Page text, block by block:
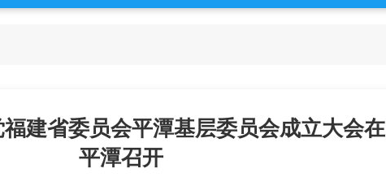
建省委员会平潭基层委员会成立大会在
平潭召开